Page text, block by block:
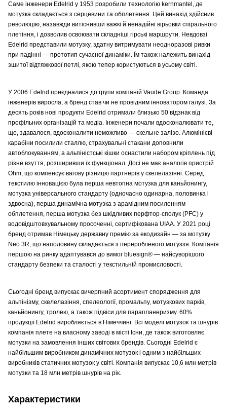
Саме інженери Edelrid у 1953 розробили технологію kernmantel, де
мотузка складається з серцевини та обплетення. Цей винахід здійснив
революцію, назавжди витіснивши важкі й ненадійні вірьовки спірального
плетіння, і дозволив освоювати складніші гірські маршрути. Невдовзі
Edelrid представили мотузку, здатну витримувати неодноразові ривки
при падінні — прототип сучасної динаміки. Їм також належить винахід
зшитої відтяжкової петлі, якою тепер користуються в усьому світі.
У 2006 Edelrid приєдналися до групи компаній Vaude Group. Команда
інженерів виросла, а бренд став чи не провідним інноватором галузі. За
десять років нові продукти Edelrid отримали близько 50 відзнак від
профільних організацій та медіа. Інженери почали вдосконалювати те,
що, здавалося, вдосконалити неможливо — скельне залізо. Алюмінієві
карабіни посилили сталлю, страхувальні стакани доповнили
автоблокуванням, а альпіністські кішки оснастили набором кріплень під
різне взуття, розширивши їх функціонал. Досі не має аналогів пристрій
Ohm, що компенсує вагову різницю партнерів у скелелазінні. Серед
текстилю інновацією була перша невтопна мотузка для каньйонингу,
мотузка універсального стандарту (одночасно одинарна, половинка і
здвоєна), перша динамічна мотузка з арамідним посиленням
обплетення, перша мотузка без шкідливих перфтор-сполук (PFC) у
водовідштовхувальному просоченні, сертифікована UIAA. У 2021 році
бренд отримав Німецьку державну премію за екодизайн — за мотузку
Neo 3R, що наполовину складається з переробленого мотуззя. Компанія
першою на ринку адаптувався до вимог bluesign® — найсуворішого
стандарту безпеки та сталості у текстильній промисловості.
Сьогодні бренд випускає вичерпний асортимент спорядження для
альпінізму, скелелазіння, спелеології, промальпу, мотузкових парків,
каньйонингу, тролею, а також підвіси для парапланеризму. 60%
продукції Edelrid виробляється в Німеччині. Всі моделі мотузок та шнурів
компанія плете на власному заводі в місті Існи, де також виготовляє
мотузки на замовлення інших світових брендів. Сьогодні Edelrid є
найбільшим виробником динамічних мотузок і одним з найбільших
виробників статичних мотузок у світі. Компанія випускає 10,6 млн метрів
мотузки та 18 млн метрів шнурів на рік.
Характеристики